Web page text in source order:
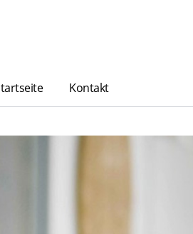
Kontakt